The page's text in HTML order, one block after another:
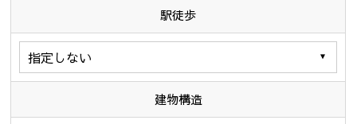
駅徒歩
建物構造